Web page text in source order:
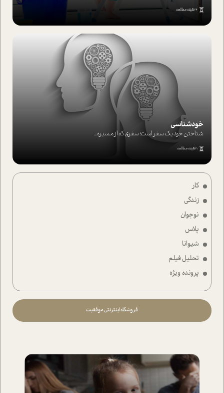
کار
زندگی
نوجوان
پلاس
شیوانا
تحلیل فیلم
پرونده ویژه
فروشگاه اینترنتی موفقیت
4 دقیقه مطالعه
خودشناسی
شناختن خود یک سفر است؛ سفری که از مسیره...
1 دقیقه مطالعه